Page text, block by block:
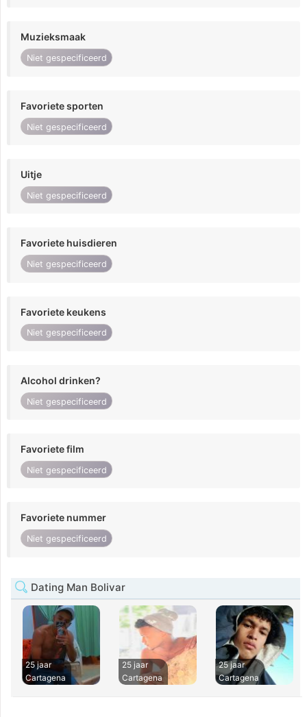
Muzieksmaak
Niet gespecificeerd
Favoriete sporten
Niet gespecificeerd
Uitje
Niet gespecificeerd
Favoriete huisdieren
Niet gespecificeerd
Favoriete keukens
Niet gespecificeerd
Alcohol drinken?
Niet gespecificeerd
Favoriete film
Niet gespecificeerd
Favoriete nummer
Niet gespecificeerd
Dating Man Bolivar
25 jaar
Cartagena
25 jaar
Cartagena
25 jaar
Cartagena